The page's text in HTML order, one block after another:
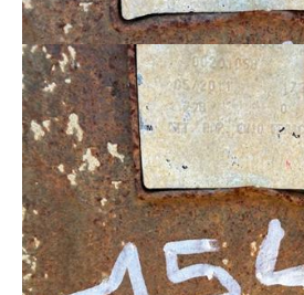
ARBEITSKORB
ERSATZTEILTRÄGER